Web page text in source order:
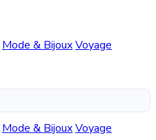
Mode & BijouxVoyage
Mode & BijouxVoyage